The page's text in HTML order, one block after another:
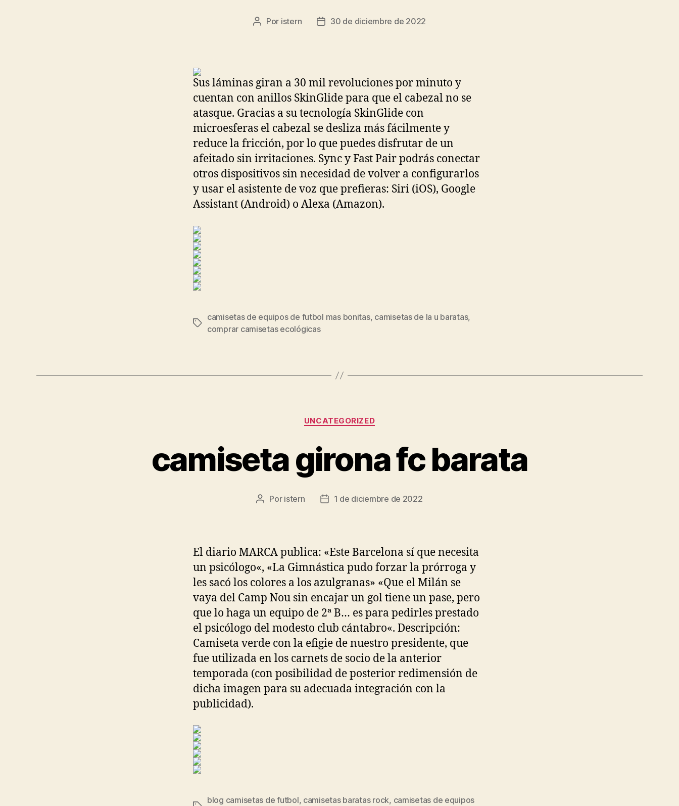
Autor
Por istern
Fecha30 de diciembre de 2022
Sus láminas giran a 30 mil revoluciones por minuto y
cuentan con anillos SkinGlide para que el cabezal no se
atasque. Gracias a su tecnología SkinGlide con
microesferas el cabezal se desliza más fácilmente y
reduce la fricción, por lo que puedes disfrutar de un
afeitado sin irritaciones. Sync y Fast Pair podrás conectar
otros dispositivos sin necesidad de volver a configurarlos
y usar el asistente de voz que prefieras: Siri (iOS), Google
Assistant (Android) o Alexa (Amazon).
Etiquetas
camisetas de equipos de futbol mas bonitas, camisetas de la u baratas,
comprar camisetas ecológicas
Categorías
UNCATEGORIZED
camiseta girona fc barata
Autor
Por istern
Fecha1 de diciembre de 2022
El diario MARCA publica: «Este Barcelona sí que necesita
un psicólogo«, «La Gimnástica pudo forzar la prórroga y
les sacó los colores a los azulgranas» «Que el Milán se
vaya del Camp Nou sin encajar un gol tiene un pase, pero
que lo haga un equipo de 2ª B… es para pedirles prestado
el psicólogo del modesto club cántabro«. Descripción:
Camiseta verde con la efigie de nuestro presidente, que
fue utilizada en los carnets de socio de la anterior
temporada (con posibilidad de posterior redimensión de
dicha imagen para su adecuada integración con la
publicidad).
blog camisetas de futbol, camisetas baratas rock, camisetas de equipos